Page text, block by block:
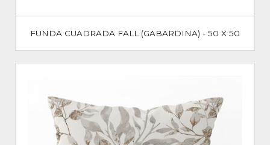
FUNDA CUADRADA FALL (GABARDINA) - 50 X 50